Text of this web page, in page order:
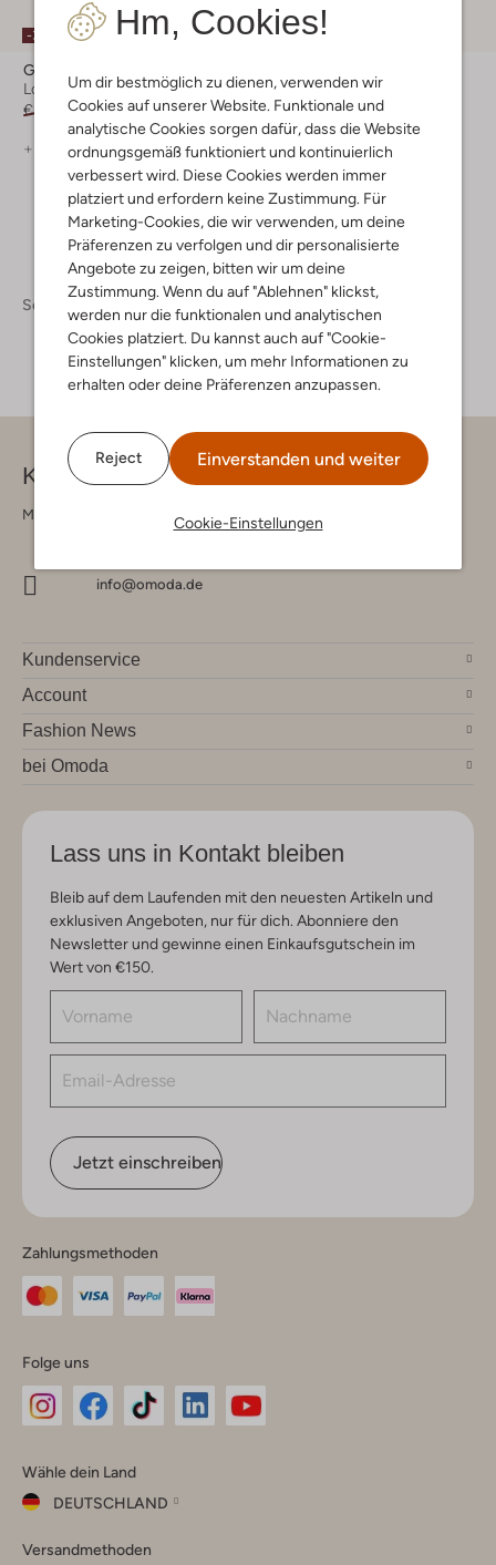
Hm, Cookies!
Um dir bestmöglich zu dienen, verwenden wir
Cookies auf unserer Website. Funktionale und
analytische Cookies sorgen dafür, dass die Website
ordnungsgemäß funktioniert und kontinuierlich
verbessert wird. Diese Cookies werden immer
platziert und erfordern keine Zustimmung. Für
Marketing-Cookies, die wir verwenden, um deine
Präferenzen zu verfolgen und dir personalisierte
Angebote zu zeigen, bitten wir um deine
Zustimmung. Wenn du auf "Ablehnen" klickst,
werden nur die funktionalen und analytischen
Cookies platziert. Du kannst auch auf "Cookie-
Einstellungen" klicken, um mehr Informationen zu
erhalten oder deine Präferenzen anzupassen.
Reject Einverstanden und weiter
Cookie-Einstellungen
-30%
Giorgio
Loafer
€ 199,99 € 139,99
+ mehr farben
Letzter Artikel
-50%
Slipper
€ 79,99 € 39,99
+ mehr farben
Schoenen Instappers
Kontakt
Montag - Freitag 09:00 - 17:00 uur
info@omoda.de
Kundenservice
Account
Fashion News
bei Omoda
Lass uns in Kontakt bleiben
Bleib auf dem Laufenden mit den neuesten Artikeln und
exklusiven Angeboten, nur für dich. Abonniere den
Newsletter und gewinne einen Einkaufsgutschein im
Wert von €150.
Jetzt einschreiben
Zahlungsmethoden
Folge uns
Instagram
Facebook
TikTok
Wähle dein Land
DEUTSCHLAND
dein
Versandmethoden